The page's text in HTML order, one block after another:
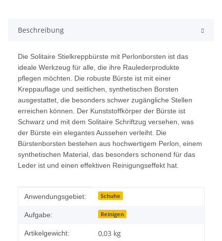
Beschreibung
Die Solitaire Stielkreppbürste mit Perlonborsten ist das
ideale Werkzeug für alle, die ihre Raulederprodukte
pflegen möchten. Die robuste Bürste ist mit einer
Kreppauflage und seitlichen, synthetischen Borsten
ausgestattet, die besonders schwer zugängliche Stellen
erreichen können. Der Kunststoffkörper der Bürste ist
Schwarz und mit dem Solitaire Schriftzug versehen, was
der Bürste ein elegantes Aussehen verleiht. Die
Bürstenborsten bestehen aus hochwertigem Perlon, einem
synthetischen Material, das besonders schonend für das
Leder ist und einen effektiven Reinigungseffekt hat.
Produkteigenschaft
Wert
Anwendungsgebiet: Schuhe
Aufgabe: Reinigen
Artikelgewicht: 0,03 kg